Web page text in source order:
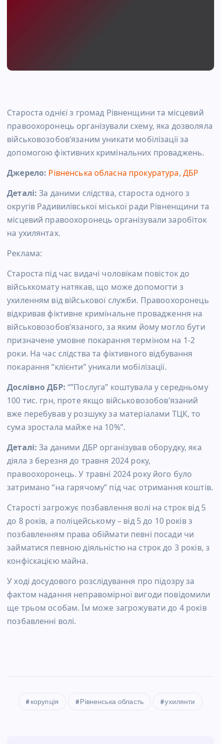
Староста однієї з громад Рівненщини та місцевий
правоохоронець організували схему, яка дозволяла
військовозобов’язаним уникати мобілізації за
допомогою фіктивних кримінальних проваджень.
Джерело: Рівненська обласна прокуратура, ДБР
Деталі: За даними слідства, староста одного з
округів Радивилівської міської ради Рівненщини та
місцевий правоохоронець організували заробіток
на ухилянтах.
Реклама:
Староста під час видачі чоловікам повісток до
військкомату натякав, що може допомогти з
ухиленням від військової служби. Правоохоронець
відкривав фіктивне кримінальне провадження на
військовозобов’язаного, за яким йому могло бути
призначене умовне покарання терміном на 1-2
роки. На час слідства та фіктивного відбування
покарання “клієнти” уникали мобілізації.
Дослівно ДБР:“”Послуга” коштувала у середньому
100 тис. грн, проте якщо військовозобов’язаний
вже перебував у розшуку за матеріалами ТЦК, то
сума зростала майже на 10%”.
Деталі:За даними ДБР організував оборудку, яка
діяла з березня до травня 2024 року,
правоохоронець. У травні 2024 року його було
затримано “на гарячому” під час отримання коштів.
Старості загрожує позбавлення волі на строк від 5
до 8 років, а поліцейському – від 5 до 10 років з
позбавленням права обіймати певні посади чи
займатися певною діяльністю на строк до 3 років, з
конфіскацією майна.
У ході досудового розслідування про підозру за
фактом надання неправомірної вигоди повідомили
ще трьом особам. Їм може загрожувати до 4 років
позбавленні волі.
корупція Рівненська область ухилянти